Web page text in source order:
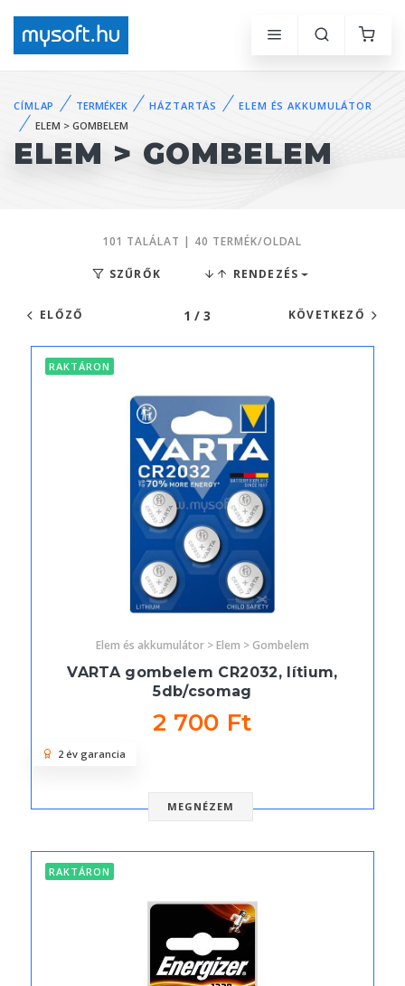
CÍMLAP TERMÉKEK HÁZTARTÁS
ELEM ÉS AKKUMULÁTOR
ELEM > GOMBELEM
ELEM > GOMBELEM
101 TALÁLAT | 40 TERMÉK/OLDAL
SZŰRŐK RENDEZÉS
ELŐZŐ 1 / 3 KÖVETKEZŐ
RAKTÁRON
Elem és akkumulátor > Elem > Gombelem
VARTA gombelem CR2032, lítium,
5db/csomag
2 700 Ft
MEGNÉZEM
2 év garancia
RAKTÁRON